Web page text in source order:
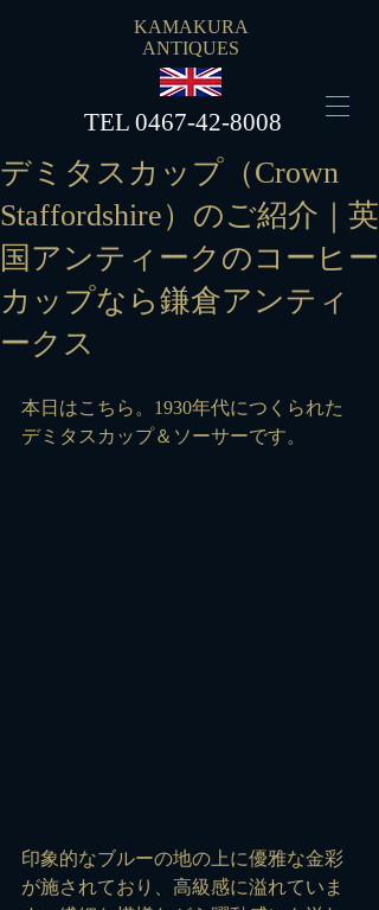
KAMAKURA
ANTIQUES
​TEL 0467-42-8008
デミタスカップ（Crown
Staffordshire）のご紹介｜英
国アンティークのコーヒー
カップなら鎌倉アンティ
ークス
本日はこちら。1930年代につくられた
デミタスカップ＆ソーサーです。
印象的なブルーの地の上に優雅な金彩
が施されており、高級感に溢れていま